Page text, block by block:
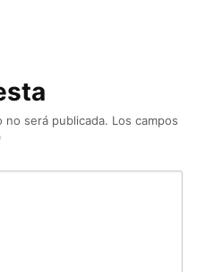
será publicada. Los campos